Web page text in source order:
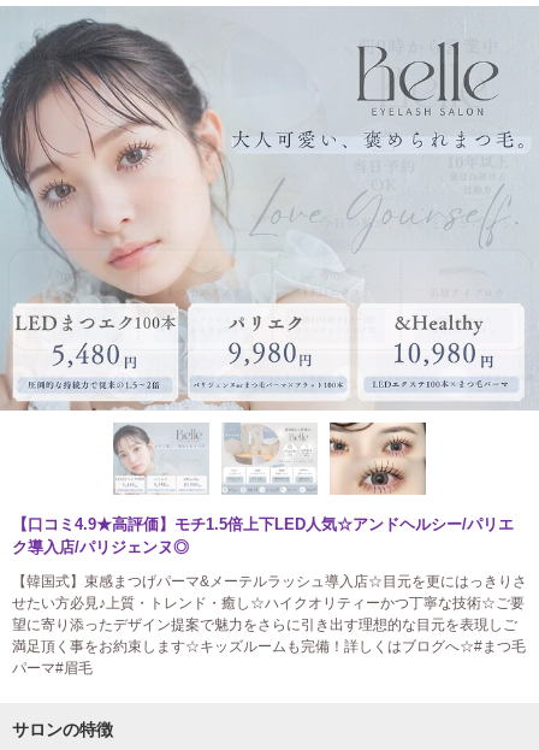
【口コミ4.9★高評価】モチ1.5倍上下LED人気☆アンドヘルシー/パリエ
ク導入店/パリジェンヌ◎
【韓国式】束感まつげパーマ&メーテルラッシュ導入店☆目元を更にはっきりさ
せたい方必見♪上質・トレンド・癒し☆ハイクオリティーかつ丁寧な技術☆ご要
望に寄り添ったデザイン提案で魅力をさらに引き出す理想的な目元を表現しご
満足頂く事をお約束します☆キッズルームも完備！詳しくはブログへ☆#まつ毛
パーマ#眉毛
サロンの特徴